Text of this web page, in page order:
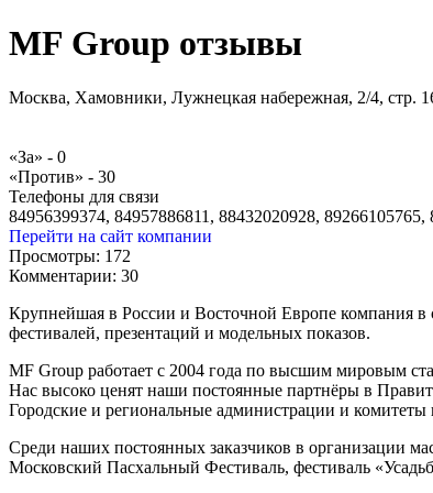
MF Group отзывы
Москва, Хамовники, Лужнецкая набережная, 2/4, стр.
«За» - 0
«Против» - 30
Телефоны для связи
84956399374, 84957886811, 88432020928, 89266105765,
Перейти на сайт компании
Просмотры: 172
Комментарии: 30
Крупнейшая в России и Восточной Европе компания в
фестивалей, презентаций и модельных показов.
MF Group работает с 2004 года по высшим мировым
Нас высоко ценят наши постоянные партнёры в
Городские и региональные администрации и
Среди наших постоянных заказчиков в
Московский Пасхальный Фестиваль, фестиваль